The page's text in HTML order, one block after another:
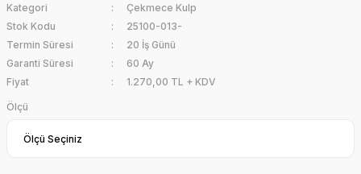
Kategori
Çekmece Kulp
Stok Kodu
25100-013-
Termin Süresi
20 İş Günü
Garanti Süresi
60 Ay
Fiyat
1.270,00 TL + KDV
Ölçü